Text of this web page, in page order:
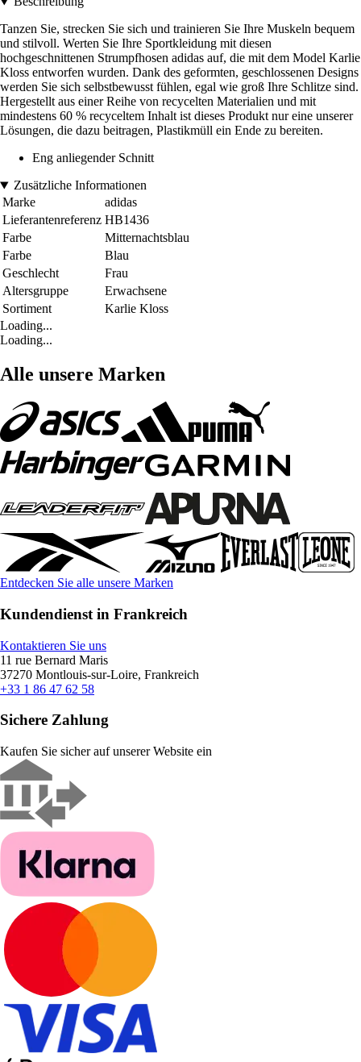
Tanzen Sie, strecken Sie sich und trainieren Sie Ihre Muskeln bequem
und stilvoll. Werten Sie Ihre Sportkleidung mit diesen
hochgeschnittenen Strumpfhosen adidas auf, die mit dem Model Karlie
Kloss entworfen wurden. Dank des geformten, geschlossenen Designs
werden Sie sich selbstbewusst fühlen, egal wie groß Ihre Schlitze sind.
Hergestellt aus einer Reihe von recycelten Materialien und mit
mindestens 60 % recyceltem Inhalt ist dieses Produkt nur eine unserer
Lösungen, die dazu beitragen, Plastikmüll ein Ende zu bereiten.
Eng anliegender Schnitt
Zusätzliche Informationen
Marke
adidas
Lieferantenreferenz HB1436
Farbe
Mitternachtsblau
Farbe
Blau
Geschlecht
Frau
Altersgruppe
Erwachsene
Sortiment
Karlie Kloss
Loading...
Loading...
Alle unsere Marken
Entdecken Sie alle unsere Marken
Kundendienst in Frankreich
Kontaktieren Sie uns
11 rue Bernard Maris
37270 Montlouis-sur-Loire, Frankreich
+33 1 86 47 62 58
Sichere Zahlung
Kaufen Sie sicher auf unserer Website ein